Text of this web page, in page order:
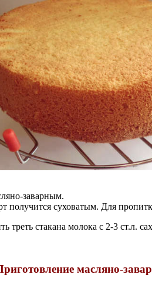
заварным.
получится суховатым. Для
стакана молока с 2-3 ст.л.
масляно-